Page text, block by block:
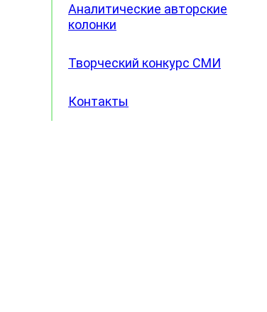
Аналитические авторские
колонки
Творческий конкурс СМИ
Контакты